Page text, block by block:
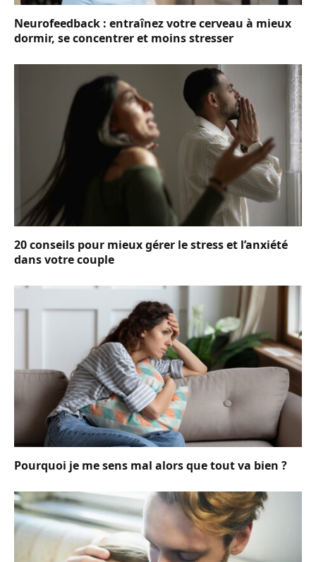
Neurofeedback : entraînez votre cerveau à mieux
dormir, se concentrer et moins stresser
20 conseils pour mieux gérer le stress et l’anxiété
dans votre couple
Pourquoi je me sens mal alors que tout va bien ?